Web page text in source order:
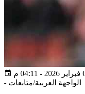
- الواجهة العربية/متابعات